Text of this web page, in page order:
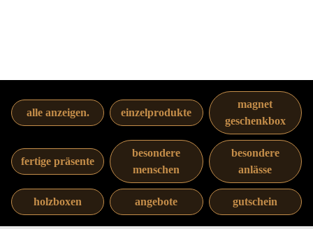
alle anzeigen. einzelprodukte
magnet
geschenkbox
fertige präsente
besondere
menschen
besondere
anlässe
holzboxen angebote gutschein